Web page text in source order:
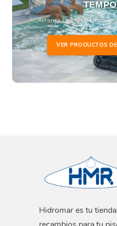
Arranca con agua limpia,
VER PRODUCTOS
Hidromar es tu